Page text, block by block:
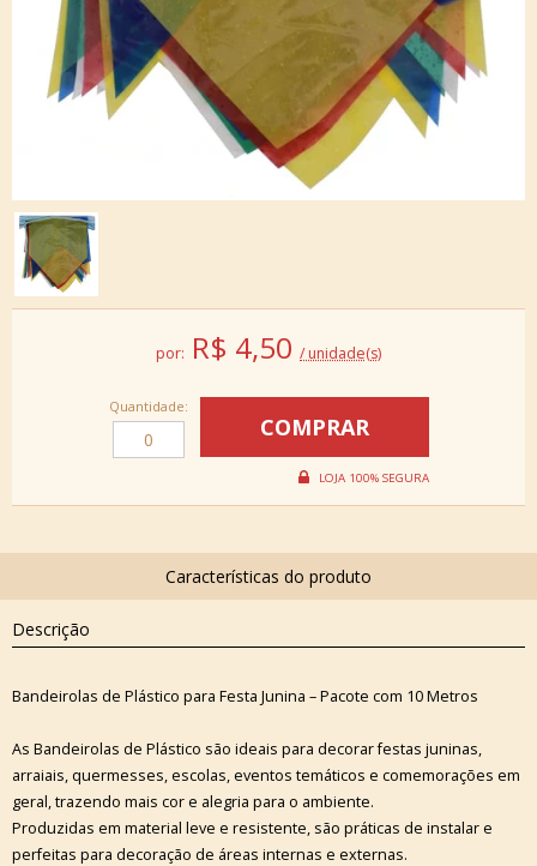
por: R$ 4,50 / unidade(s)
Quantidade:
Descrição
Bandeirolas de Plástico para Festa Junina – Pacote com 10 Metros
As Bandeirolas de Plástico são ideais para decorar festas juninas,
arraiais, quermesses, escolas, eventos temáticos e comemorações em
geral, trazendo mais cor e alegria para o ambiente.
Produzidas em material leve e resistente, são práticas de instalar e
perfeitas para decoração de áreas internas e externas.